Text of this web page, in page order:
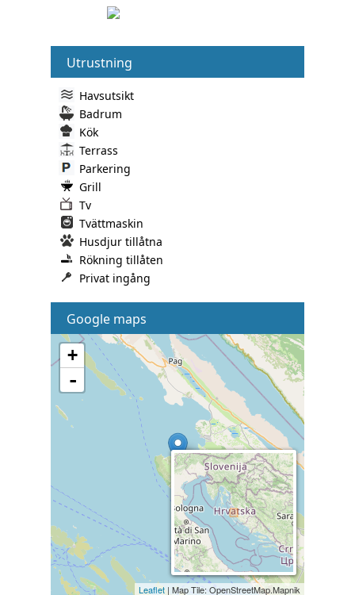
Utrustning
Havsutsikt
Badrum
Kök
Terrass
Parkering
Grill
Tv
Tvättmaskin
Husdjur tillåtna
Rökning tillåten
Privat ingång
Google maps